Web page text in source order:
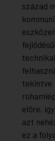
század
tekintve
előre,
azt
ez a